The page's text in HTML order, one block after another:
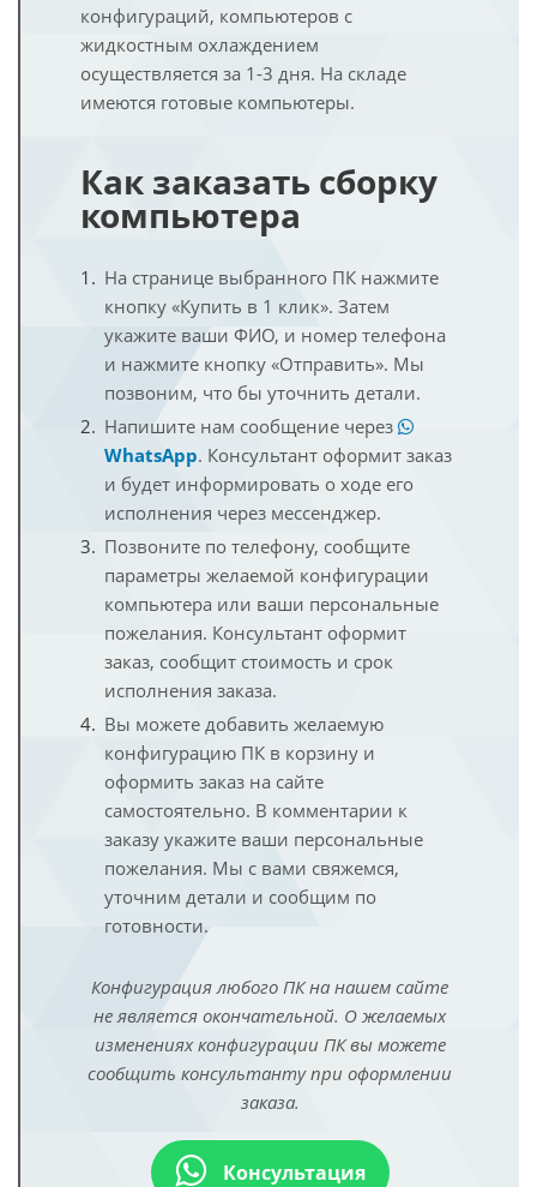
конфигураций, компьютеров с
жидкостным охлаждением
осуществляется за 1-3 дня. На складе
имеются готовые компьютеры.
Как заказать сборку
компьютера
На странице выбранного ПК нажмите
кнопку «Купить в 1 клик». Затем
укажите ваши ФИО, и номер телефона
и нажмите кнопку «Отправить». Мы
позвоним, что бы уточнить детали.
Напишите нам сообщение через
WhatsApp. Консультант оформит заказ
и будет информировать о ходе его
исполнения через мессенджер.
Позвоните по телефону, сообщите
параметры желаемой конфигурации
компьютера или ваши персональные
пожелания. Консультант оформит
заказ, сообщит стоимость и срок
исполнения заказа.
Вы можете добавить желаемую
конфигурацию ПК в корзину и
оформить заказ на сайте
самостоятельно. В комментарии к
заказу укажите ваши персональные
пожелания. Мы с вами свяжемся,
уточним детали и сообщим по
готовности.
Конфигурация любого ПК на нашем сайте
не является окончательной. О желаемых
изменениях конфигурации ПК вы можете
сообщить консультанту при оформлении
заказа.
Консультация